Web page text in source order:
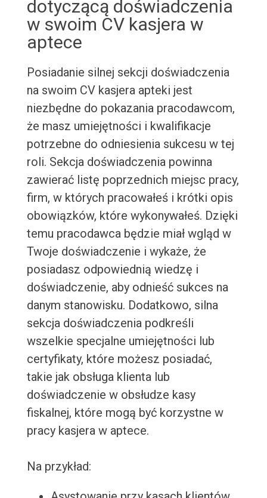
dotyczącą doświadczenia
w swoim CV kasjera w
aptece
Posiadanie silnej sekcji doświadczenia
na swoim CV kasjera apteki jest
niezbędne do pokazania pracodawcom,
że masz umiejętności i kwalifikacje
potrzebne do odniesienia sukcesu w tej
roli. Sekcja doświadczenia powinna
zawierać listę poprzednich miejsc pracy,
firm, w których pracowałeś i krótki opis
obowiązków, które wykonywałeś. Dzięki
temu pracodawca będzie miał wgląd w
Twoje doświadczenie i wykaże, że
posiadasz odpowiednią wiedzę i
doświadczenie, aby odnieść sukces na
danym stanowisku. Dodatkowo, silna
sekcja doświadczenia podkreśli
wszelkie specjalne umiejętności lub
certyfikaty, które możesz posiadać,
takie jak obsługa klienta lub
doświadczenie w obsłudze kasy
fiskalnej, które mogą być korzystne w
pracy kasjera w aptece.
Na przykład: